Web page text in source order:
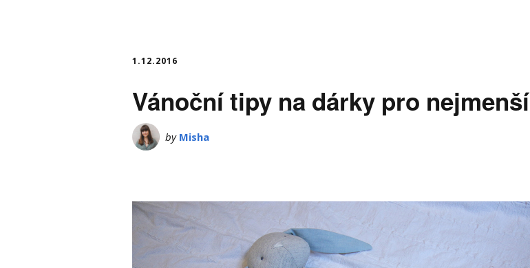
1.12.2016
Vánoční tipy na dárky pro nejmenší
by Misha